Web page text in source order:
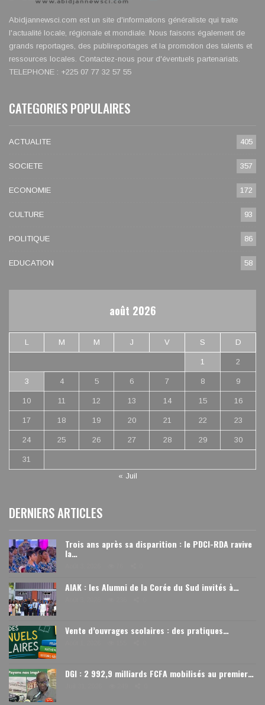
Abidjannewsci.com est un site d'informations généraliste qui traite
l'actualité locale, régionale et mondiale. Nous faisons également de
grands reportages, des publireportages et la promotion des talents et
ressources locales. Contactez-nous pour d'éventuels partenariats.
TELEPHONE : +225 07 77 32 57 55
CATEGORIES POPULAIRES
ACTUALITE 405
SOCIETE 357
ECONOMIE 172
CULTURE 93
POLITIQUE 86
EDUCATION 58
août 2026
L M M J V S D
1 2
3 4 5 6 7 8 9
10 11 12 13 14 15 16
17 18 19 20 21 22 23
24 25 26 27 28 29 30
31
« Juil
DERNIERS ARTICLES
Trois ans après sa disparition : le PDCI-RDA ravive
la…
AIAK : les Alumni de la Corée du Sud invités à…
Vente d’ouvrages scolaires : des pratiques…
DGI : 2 992,9 milliards FCFA mobilisés au premier…